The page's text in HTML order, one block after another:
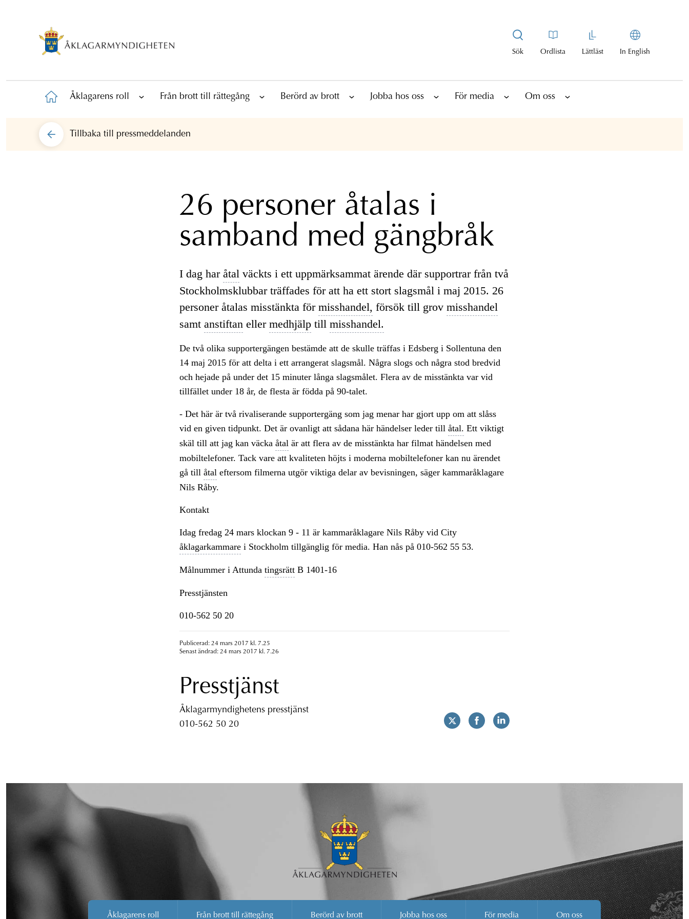
Sök Ordlista Lättläst In English
Åklagarens roll Från brott till rättegång Berörd av brott Jobba hos oss För media Om oss
Tillbaka till pressmeddelanden
26 personer åtalas i
samband med gängbråk
I dag har åtal väckts i ett uppmärksammat ärende där supportrar från två
Stockholmsklubbar träffades för att ha ett stort slagsmål i maj 2015. 26
personer åtalas misstänkta för misshandel, försök till grov misshandel
samt anstiftan eller medhjälptill misshandel.
De två olika supportergängen bestämde att de skulle träffas i Edsberg i Sollentuna den
14 maj 2015 för att delta i ett arrangerat slagsmål. Några slogs och några stod bredvid
och hejade på under det 15 minuter långa slagsmålet. Flera av de misstänkta var vid
tillfället under 18 år, de flesta är födda på 90-talet.
- Det här är två rivaliserande supportergäng som jag menar har gjort upp om att slåss
vid en given tidpunkt. Det är ovanligt att sådana här händelser leder till åtal. Ett viktigt
skäl till att jag kan väcka åtal är att flera av de misstänkta har filmat händelsen med
mobiltelefoner. Tack vare att kvaliteten höjts i moderna mobiltelefoner kan nu ärendet
gå till åtal eftersom filmerna utgör viktiga delar av bevisningen, säger kammaråklagare
Nils Råby.
Kontakt
Idag fredag 24 mars klockan 9 - 11 är kammaråklagare Nils Råby vid City
åklagarkammarei Stockholm tillgänglig för media. Han nås på 010-562 55 53.
Målnummer i Attunda tingsrättB 1401-16
Presstjänsten
010-562 50 20
Publicerad: 24 mars 2017 kl. 7.25
Senast ändrad: 24 mars 2017 kl. 7.26
Presstjänst
Åklagarmyndighetens presstjänst
010-562 50 20
Åklagarens roll Från brott till rättegång Berörd av brott Jobba hos oss För media Om oss